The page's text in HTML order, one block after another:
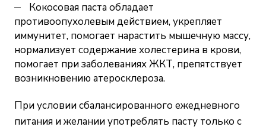
Кокосовая паста обладает
противоопухолевым действием, укрепляет
иммунитет, помогает нарастить мышечную массу,
нормализует содержание холестерина в крови,
помогает при заболеваниях ЖКТ, препятствует
возникновению атеросклероза.
При условии сбалансированного ежедневного
питания и желании употреблять пасту только с